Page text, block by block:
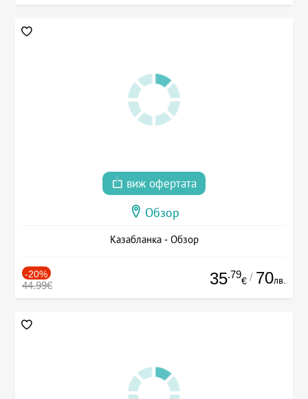
виж офертата
Обзор
Казабланка - Обзор
-20%
44.99€ 35.79
€ / 70лв.